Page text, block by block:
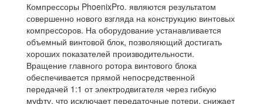
Компрессоры PhoenixPro. являются результатом
совершенно нового взгляда на конструкцию винтовых
компресcоров. На оборудование устанавливается
объемный винтовой блок, позволяющий достигать
хороших показателей производительности.
Вращение главного ротора винтового блока
обеспечивается прямой непосредственной
передачей 1:1 от электродвигателя через гибкую
муфту, что исключает передаточные потери, снижает